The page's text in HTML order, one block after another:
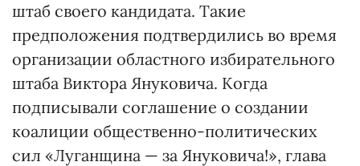
штаб своего кандидата. Такие
предположения подтвердились во время
организации областного избирательного
штаба Виктора Януковича. Когда
подписывали соглашение о создании
коалиции общественно-политических
сил «Луганщина — за Януковича!», глава